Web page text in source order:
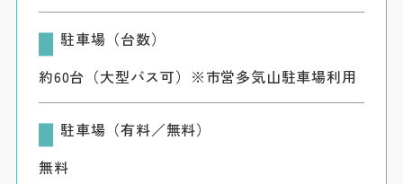
駐車場（台数）
約60台（大型バス可）※市営多気山駐車場利用
駐車場（有料／無料）
無料